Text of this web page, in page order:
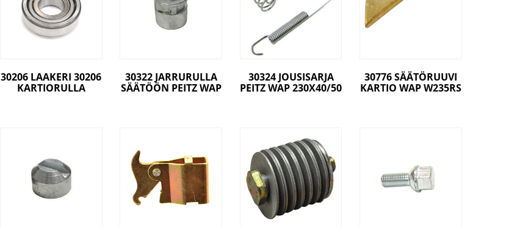
30206 LAAKERI 30206
KARTIORULLA
30322 JARRURULLA
SÄÄTÖÖN PEITZ WAP
30324 JOUSISARJA
PEITZ WAP 230X40/50
30776 SÄÄTÖRUUVI
KARTIO WAP W235RS